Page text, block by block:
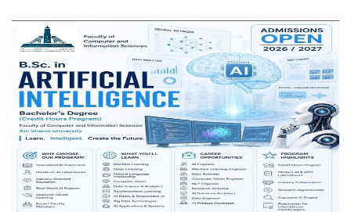
الأنظمة الذكية
الإعلام
تواصل معنا
الطلاب
هيئة التدريس